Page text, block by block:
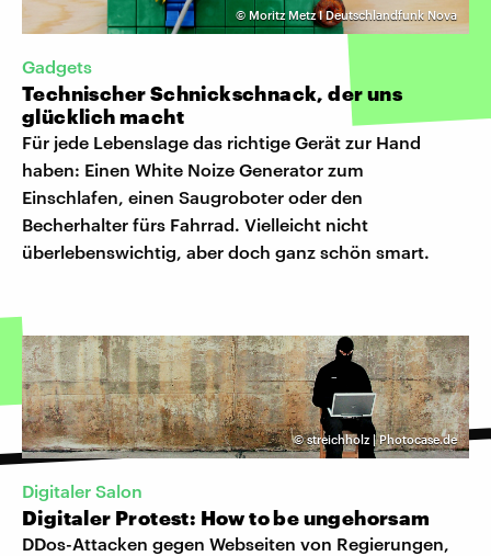
© Moritz Metz I Deutschlandfunk Nova
Gadgets
Technischer Schnickschnack, der uns
glücklich macht
Für jede Lebenslage das richtige Gerät zur Hand
haben: Einen White Noize Generator zum
Einschlafen, einen Saugroboter oder den
Becherhalter fürs Fahrrad. Vielleicht nicht
überlebenswichtig, aber doch ganz schön smart.
©streichholz | Photocase.de
​Digitaler Salon
Digitaler Protest: ​How to be ungehorsam
DDos-Attacken gegen Webseiten von Regierungen,